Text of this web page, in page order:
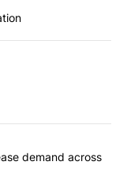
articles in the last
could increase
demand across